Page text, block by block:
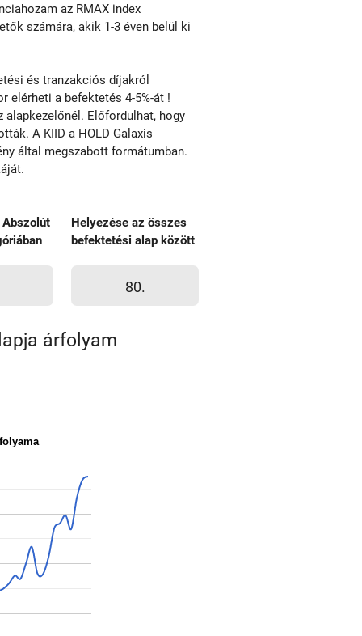
az RMAX index
számára, akik 1-3 éven belül ki
és tranzakciós díjakról
elérheti a befektetés 4-5%-át !
Előfordulhat, hogy
A KIID a HOLD Galaxis
által megszabott formátumban.
Helyezése az összes
befektetési alap között
80.
árfolyam